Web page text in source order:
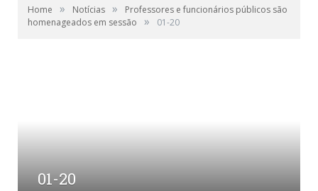
Home » Notícias »
Professores e funcionários públicos são
homenageados em sessão
» 01-20
01-20